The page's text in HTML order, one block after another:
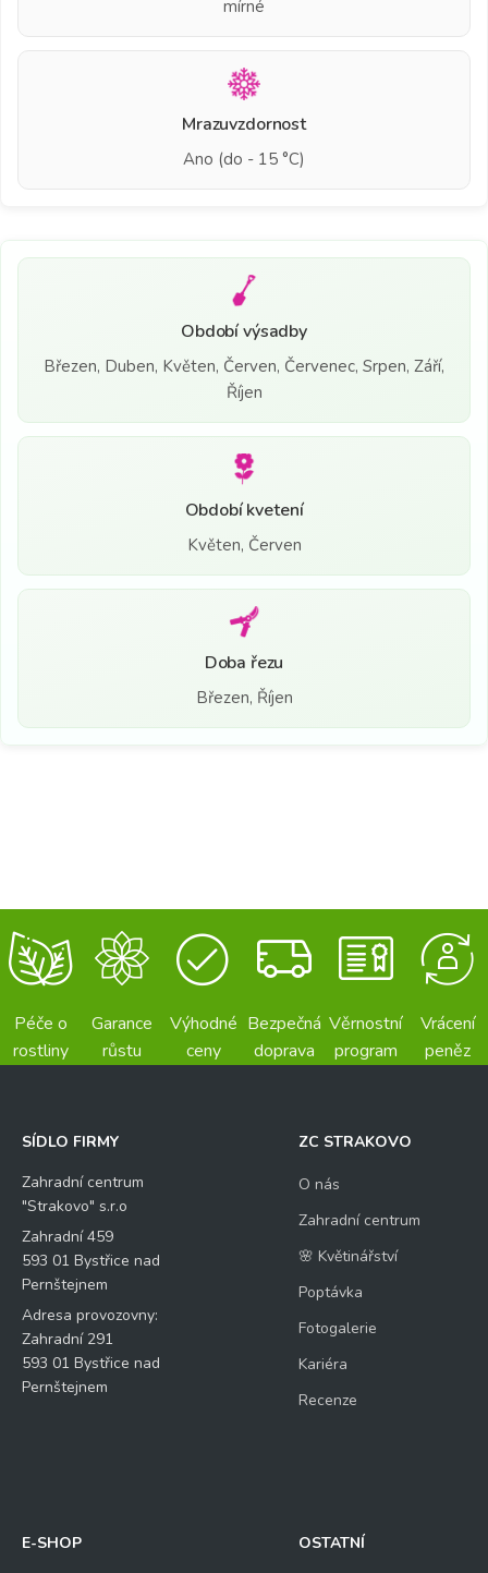
mírné
Mrazuvzdornost
Ano (do - 15 °C)
Období výsadby
Březen, Duben, Květen, Červen, Červenec, Srpen, Září,
Říjen
Období kvetení
Květen, Červen
Doba řezu
Březen, Říjen
Péče o
rostliny
Garance
růstu
Výhodné
ceny
Bezpečná
doprava
Věrnostní
program
Vrácení
peněz
SÍDLO FIRMY
Zahradní centrum
"Strakovo" s.r.o
Zahradní 459
593 01 Bystřice nad
Pernštejnem
Adresa provozovny:
Zahradní 291
593 01 Bystřice nad
Pernštejnem
ZC STRAKOVO
O nás
Zahradní centrum
🌸 Květinářství
Poptávka
Fotogalerie
Kariéra
Recenze
E-SHOP OSTATNÍ